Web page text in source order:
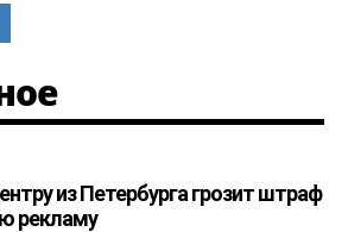
из Петербурга грозит штраф
рекламу